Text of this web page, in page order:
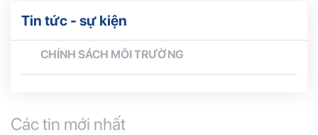
Tin tức - sự kiện
CHÍNH SÁCH MÔI TRƯỜNG
Các tin mới nhất